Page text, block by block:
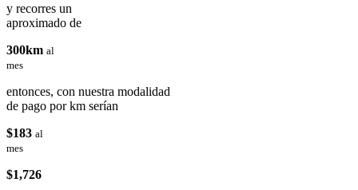
y recorres un
aproximado de
300km al
mes
entonces, con nuestra modalidad
de pago por km serían
$183 al
mes
$1,726